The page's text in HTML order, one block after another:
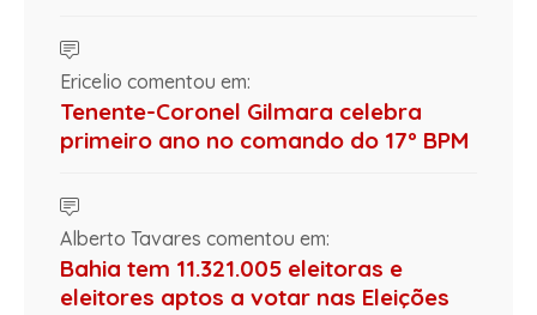
Ericelio comentou em:
Tenente-Coronel Gilmara celebra
primeiro ano no comando do 17º BPM
Alberto Tavares comentou em:
Bahia tem 11.321.005 eleitoras e
eleitores aptos a votar nas Eleições